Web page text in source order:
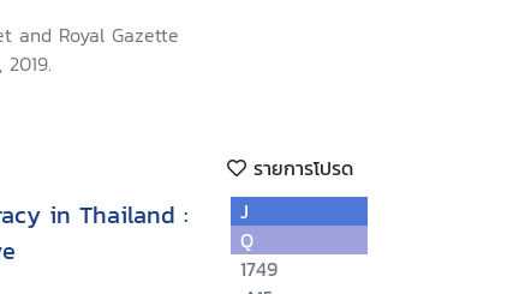
and Royal Gazette
รายการโปรด
in Thailand :
J
Q
1749